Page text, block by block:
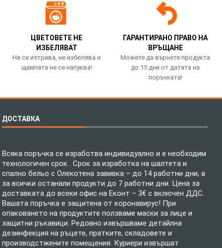
ЦВЕТОВЕТЕ НЕ
ИЗБЕЛЯВАТ
Не се изтрива, не избелява и
щампата не се напуква!
ГАРАНТИРАНО ПРАВО НА
ВРЪЩАНЕ
Можете да върнете продукта
до 15 дни от датата на
поръчката!
ДОСТАВКА
Всяка поръчка се изработва индивидуално и е необходим
технологичен срок . Срок за изработка на шалтета и
спално бельо с Олекотена завивка – до 14 работни дни, а
за всички останали продукти до 7 работни дни. Цена за
доставката до всеки офис на Еконт – 3€ с включен ДДС.
Вашата поръчка е защитена от коронавирус! При
опаковането на продуктите ползваме маски за лице и
защитни ръкавици. Редовно извършваме детайлна
дезинфекция на ръцете, пратките, складовете и
производстжените помещения. Куриери извършат